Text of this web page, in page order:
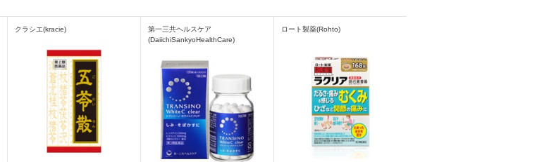
クラシエ(kracie)
第一三共ヘルスケア
(DaiichiSankyoHealthCare)
ロート製薬(Rohto)